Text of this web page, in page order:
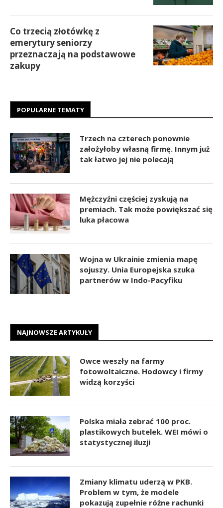
Co trzecią złotówkę z
emerytury seniorzy
przeznaczają na podstawowe
zakupy
POPULARNE TEMATY
Trzech na czterech ponownie
założyłoby własną firmę. Innym już
tak łatwo jej nie polecają
Mężczyźni częściej zyskują na
premiach. Tak może powiększać się
luka płacowa
Wojna w Ukrainie zmienia mapę
sojuszy. Unia Europejska szuka
partnerów w Indo-Pacyfiku
NAJNOWSZE ARTYKUŁY
Owce weszły na farmy
fotowoltaiczne. Hodowcy i firmy
widzą korzyści
Polska miała zebrać 100 proc.
plastikowych butelek. WEI mówi o
statystycznej iluzji
Zmiany klimatu uderzą w PKB.
Problem w tym, że modele
pokazują zupełnie różne rachunki